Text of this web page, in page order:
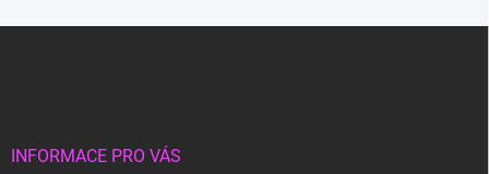
INFORMACE PRO VÁS